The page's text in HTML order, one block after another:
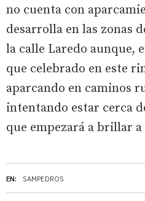
EN: SAMPEDROS
no cuenta con
desarrolla en las zonas
la calle Laredo aunque,
que celebrado en este
aparcando en caminos
intentando estar cerca
que empezará a brillar